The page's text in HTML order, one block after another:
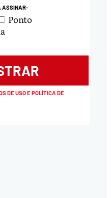
ASSINAR:
Ponto
DE USO E POLÍTICA DE